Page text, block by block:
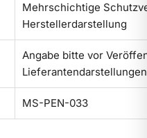
Mehrschichtige
Herstellerdarstellung
Angabe bitte vor
MS-PEN-033